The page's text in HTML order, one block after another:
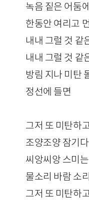
녹음 짙은 어둠
한동안 여리고
내내 그럴 것 같
내내 그럴 것 같
방림 지나 미탄
정선에 들면
그저 또 미탄하
조양조양 잠기다
씨앙씨앙 스미는
물소리 바람 소
그저 또 미탄하